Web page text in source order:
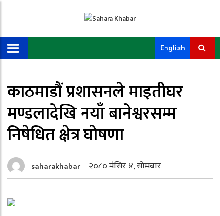
English
काठमाडौं प्रशासनले माइतीघर
मण्डलादेखि नयाँ बानेश्वरसम्म
निषेधित क्षेत्र घोषणा
saharakhabar २०८० मंसिर ४, सोमबार